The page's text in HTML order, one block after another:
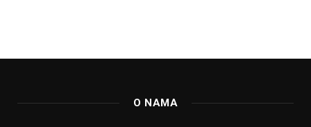
O NAMA